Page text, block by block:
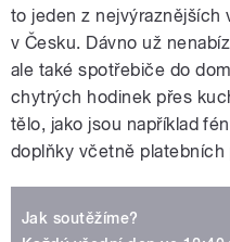
to jeden z nejvýraznějších
v Česku. Dávno už
ale také spotřebiče do
chytrých hodinek přes
tělo, jako jsou například
doplňky včetně platebních
Jak soutěžíme?